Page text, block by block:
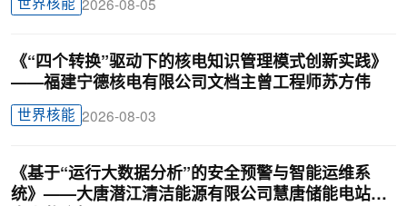
世界核能 2026-08-05
《“四个转换”驱动下的核电知识管理模式创新实践》
——福建宁德核电有限公司文档主曾工程师苏方伟
世界核能 2026-08-03
《基于“运行大数据分析”的安全预警与智能运维系
统》——大唐潜江清洁能源有限公司慧唐储能电站负